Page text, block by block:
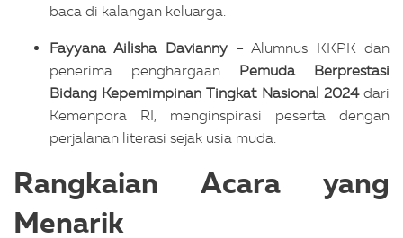
baca di kalangan keluarga.
Fayyana Ailisha Davianny– Alumnus KKPK dan
penerima penghargaan Pemuda Berprestasi
Bidang Kepemimpinan Tingkat Nasional 2024dari
Kemenpora RI, menginspirasi peserta dengan
perjalanan literasi sejak usia muda.
Rangkaian Acara yang
Menarik